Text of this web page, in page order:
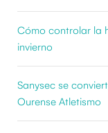
Cómo controlar la
invierno
Sanysec se
Ourense Atletismo